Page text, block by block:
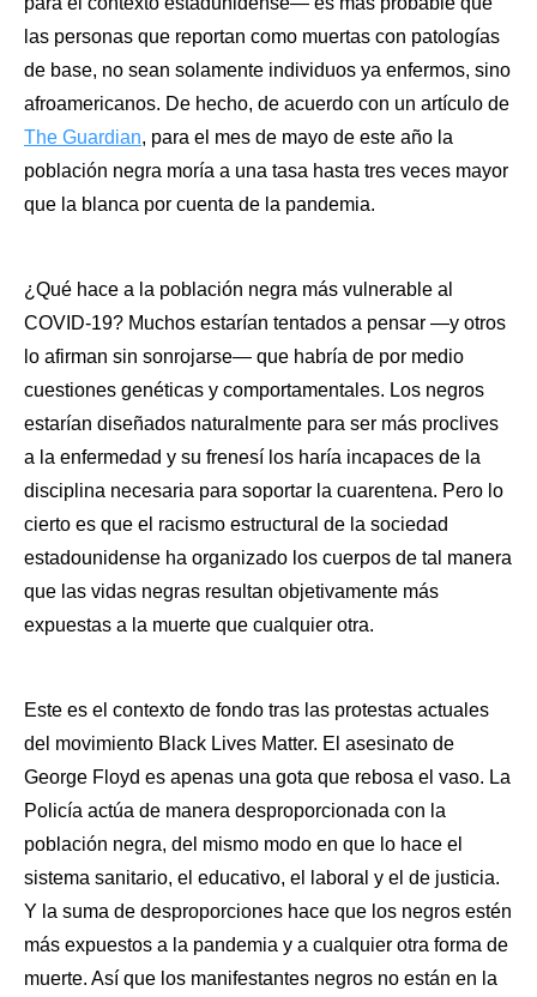
las personas que reportan como muertas con patologías
de base, no sean solamente individuos ya enfermos, sino
The Guardian, para el mes de mayo de este año la
población negra moría a una tasa hasta tres veces mayor
que la blanca por cuenta de la pandemia.
¿Qué hace a la población negra más vulnerable al
COVID-19? Muchos estarían tentados a pensar —y otros
lo afirman sin sonrojarse— que habría de por medio
cuestiones genéticas y comportamentales. Los negros
estarían diseñados naturalmente para ser más proclives
a la enfermedad y su frenesí los haría incapaces de la
disciplina necesaria para soportar la cuarentena. Pero lo
cierto es que el racismo estructural de la sociedad
estadounidense ha organizado los cuerpos de tal manera
que las vidas negras resultan objetivamente más
expuestas a la muerte que cualquier otra.
Este es el contexto de fondo tras las protestas actuales
del movimiento Black Lives Matter. El asesinato de
George Floyd es apenas una gota que rebosa el vaso. La
Policía actúa de manera desproporcionada con la
población negra, del mismo modo en que lo hace el
sistema sanitario, el educativo, el laboral y el de justicia.
Y la suma de desproporciones hace que los negros estén
más expuestos a la pandemia y a cualquier otra forma de
muerte. Así que los manifestantes negros no están en la